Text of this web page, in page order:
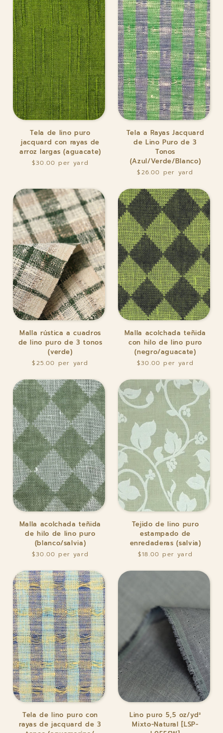
(Tweed
Salvia)
con
hilo
(Verde
tweed)
de
lino
puro
jacquard
de
arroz
largas
(aguacate)
Tela de lino puro
jacquard con rayas de
arroz largas (aguacate)
$30.00
Tela
Rayas
Jacquard
de
de
3
Tonos
(Azul/Verde/Blanco)
Tela a Rayas Jacquard
de Lino Puro de 3
Tonos
(Azul/Verde/Blanco)
$26.00
Malla
rústica
a
puro
de
3
tonos
(verde)
Malla rústica a cuadros
de lino puro de 3 tonos
(verde)
$25.00
Malla
acolchada
teñida
lino
puro
(negro/aguacate)
Malla acolchada teñida
con hilo de lino puro
(negro/aguacate)
$30.00
Malla
acolchada
teñida
lino
puro
(blanco/salvia)
Malla acolchada teñida
de hilo de lino puro
(blanco/salvia)
$30.00
Tejido
puro
estampado
enredaderas
Tejido de lino puro
estampado de
enredaderas (salvia)
$18.00
Tela
de
lino
Tela de lino puro con
rayas de jacquard de 3
Lino
puro
Lino puro 5,5 oz/yd²
Mixto-Natural [LSP-